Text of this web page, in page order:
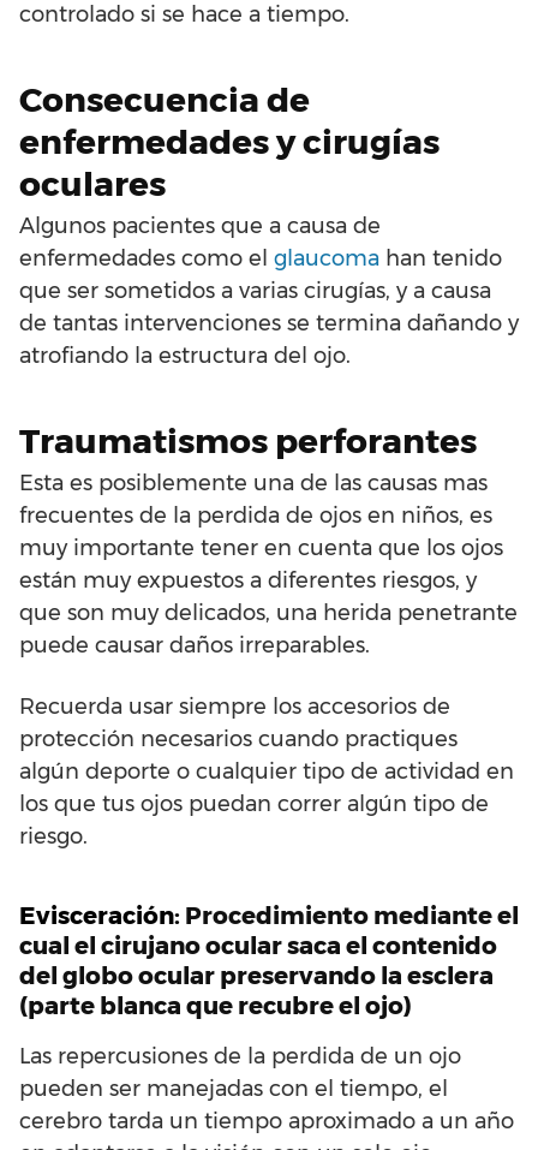
controlado si se hace a tiempo.
Consecuencia de
enfermedades y cirugías
oculares
Algunos pacientes que a causa de
enfermedades como el glaucoma han tenido
que ser sometidos a varias cirugías, y a causa
de tantas intervenciones se termina dañando y
atrofiando la estructura del ojo.
Traumatismos perforantes
Esta es posiblemente una de las causas mas
frecuentes de la perdida de ojos en niños, es
muy importante tener en cuenta que los ojos
están muy expuestos a diferentes riesgos, y
que son muy delicados, una herida penetrante
puede causar daños irreparables.
Recuerda usar siempre los accesorios de
protección necesarios cuando practiques
algún deporte o cualquier tipo de actividad en
los que tus ojos puedan correr algún tipo de
riesgo.
Evisceración: Procedimiento mediante el
cual el cirujano ocular saca el contenido
del globo ocular preservando la esclera
(parte blanca que recubre el ojo)
Las repercusiones de la perdida de un ojo
pueden ser manejadas con el tiempo, el
cerebro tarda un tiempo aproximado a un año